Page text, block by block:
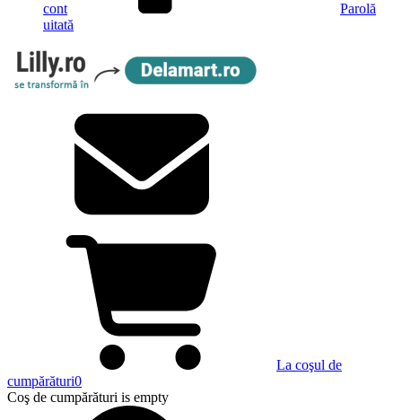
cont
Parolă
uitată
La coşul de
cumpărături0
Coş de cumpărături is empty